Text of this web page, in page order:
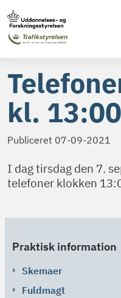
kl.
Publiceret 07-09-2021
I dag tirsdag den 7.
telefoner klokken
Praktisk information
Skemaer
Fuldmagt